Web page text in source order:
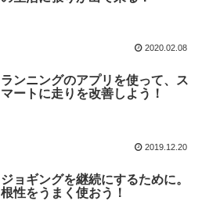
2020.02.08
ランニングのアプリを使って、ス
マートに走りを改善しよう！
2019.12.20
ジョギングを継続にするために。
根性をうまく使おう！